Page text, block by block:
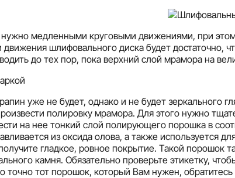
нужно медленными круговыми движениями, при
шлифовального диска будет достаточно,
до тех пор, пока верхний слой мрамора на
уже не будет, однако и не будет зеркального
полировку мрамора. Для этого нужно
на нее тонкий слой полирующего порошка в
из оксида олова, а также используется
гладкое, ровное покрытие. Такой
камня. Обязательно проверьте этикетку,
точно тот порошок, который Вам нужен,